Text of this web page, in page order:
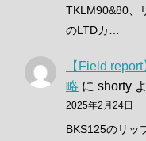
TKLM90&80、
のLTDカ…
【Field
略 に shorty
2025年2月24日
BKS125のリッ